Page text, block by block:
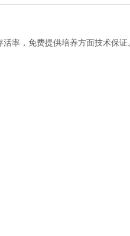
率，免费提供培养方面技术保